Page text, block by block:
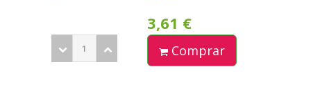
3,61 €
Comprar